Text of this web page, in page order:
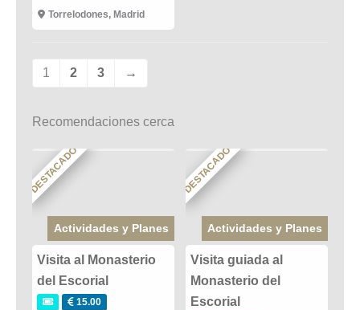
Torrelodones, Madrid
1 2 3 →
Recomendaciones cerca
DESTACADO
Actividades y Planes
Visita al Monasterio
del Escorial
15.00
DESTACADO
Actividades y Planes
Visita guiada al
Monasterio del
Escorial